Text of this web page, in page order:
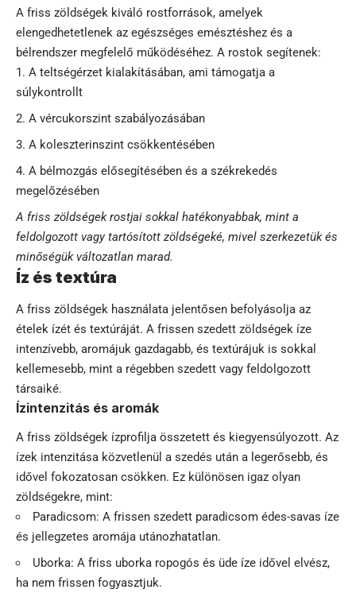
A friss zöldségek kiváló rostforrások, amelyek
elengedhetetlenek az egészséges emésztéshez és a
bélrendszer megfelelő működéséhez. A rostok segítenek:
A teltségérzet kialakításában, ami támogatja a
súlykontrollt
A vércukorszint szabályozásában
A koleszterinszint csökkentésében
A bélmozgás elősegítésében és a székrekedés
megelőzésében
A friss zöldségek rostjai sokkal hatékonyabbak, mint a
feldolgozott vagy tartósított zöldségeké, mivel szerkezetük és
minőségük változatlan marad.
Íz és textúra
A friss zöldségek használata jelentősen befolyásolja az
ételek ízét és textúráját. A frissen szedett zöldségek íze
intenzívebb, aromájuk gazdagabb, és textúrájuk is sokkal
kellemesebb, mint a régebben szedett vagy feldolgozott
társaiké.
Ízintenzitás és aromák
A friss zöldségek ízprofilja összetett és kiegyensúlyozott. Az
ízek intenzitása közvetlenül a szedés után a legerősebb, és
idővel fokozatosan csökken. Ez különösen igaz olyan
zöldségekre, mint:
Paradicsom: A frissen szedett paradicsom édes-savas íze
és jellegzetes aromája utánozhatatlan.
Uborka: A friss uborka ropogós és üde íze idővel elvész,
ha nem frissen fogyasztjuk.